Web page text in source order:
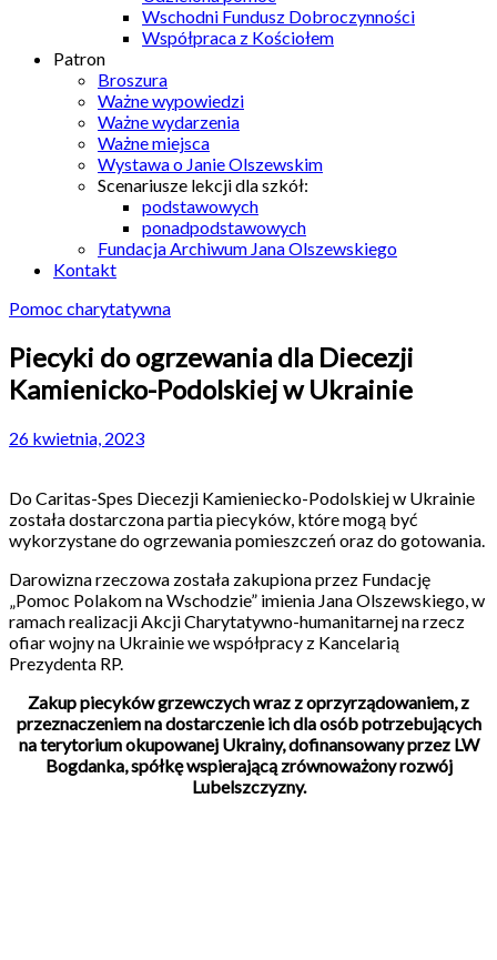
Wschodni Fundusz Dobroczynności
Współpraca z Kościołem
Patron
Broszura
Ważne wypowiedzi
Ważne wydarzenia
Ważne miejsca
Wystawa o Janie Olszewskim
Scenariusze lekcji dla szkół:
podstawowych
ponadpodstawowych
Fundacja Archiwum Jana Olszewskiego
Kontakt
Pomoc charytatywna
Piecyki do ogrzewania dla Diecezji
Kamienicko-Podolskiej w Ukrainie
26 kwietnia, 2023
Do Caritas-Spes Diecezji Kamieniecko-Podolskiej w Ukrainie
została dostarczona partia piecyków, które mogą być
wykorzystane do ogrzewania pomieszczeń oraz do gotowania.
Darowizna rzeczowa została zakupiona przez Fundację
„Pomoc Polakom na Wschodzie” imienia Jana Olszewskiego, w
ramach realizacji Akcji Charytatywno-humanitarnej na rzecz
ofiar wojny na Ukrainie we współpracy z Kancelarią
Prezydenta RP.
Zakup piecyków grzewczych wraz z oprzyrządowaniem, z
przeznaczeniem na dostarczenie ich dla osób potrzebujących
na terytorium okupowanej Ukrainy, dofinansowany przez LW
Bogdanka, spółkę wspierającą zrównoważony rozwój
Lubelszczyzny.